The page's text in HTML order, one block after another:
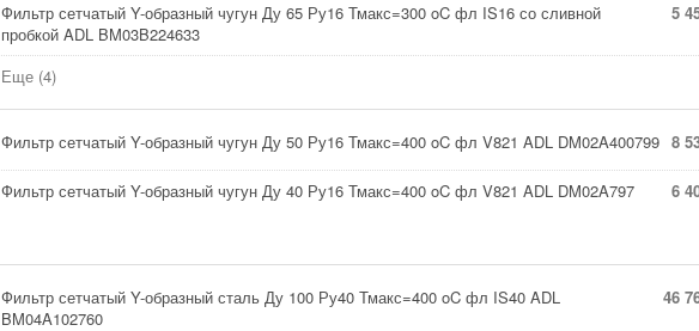
Фильтр сетчатый Y-образный чугун Ду 65 Ру16 Тмакс=300 oC фл IS16 со сливной
пробкой ADL BM03B224633
5
Еще (4)
Фильтр сетчатый Y-образный чугун Ду 50 Ру16 Тмакс=400 oC фл V821 ADL DM02A400799 8
Фильтр сетчатый Y-образный чугун Ду 40 Ру16 Тмакс=400 oC фл V821 ADL DM02A797 6
Фильтр сетчатый Y-образный сталь Ду 100 Ру40 Тмакс=400 oC фл IS40 ADL
BM04A102760
46